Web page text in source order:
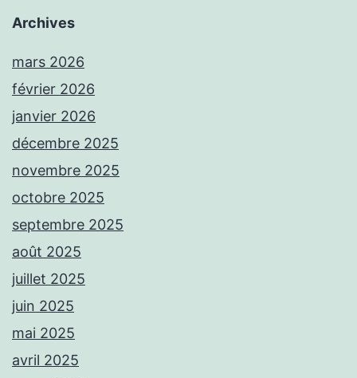
Archives
mars 2026
février 2026
janvier 2026
décembre 2025
novembre 2025
octobre 2025
septembre 2025
août 2025
juillet 2025
juin 2025
mai 2025
avril 2025